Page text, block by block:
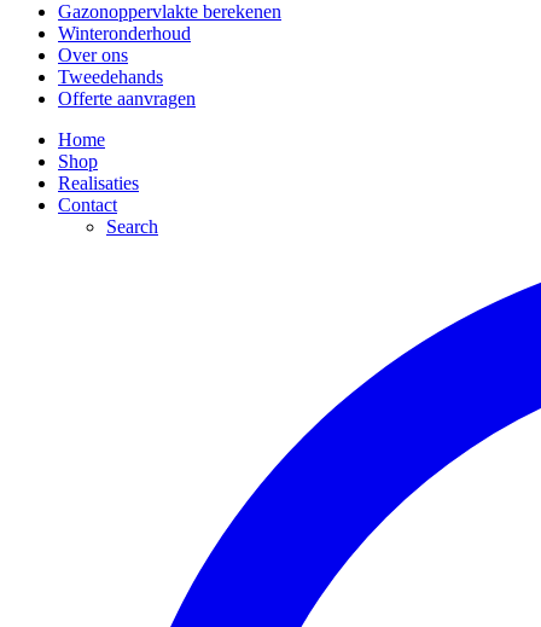
Gazonoppervlakte berekenen
Winteronderhoud
Over ons
Tweedehands
Offerte aanvragen
Home
Shop
Realisaties
Contact
Search